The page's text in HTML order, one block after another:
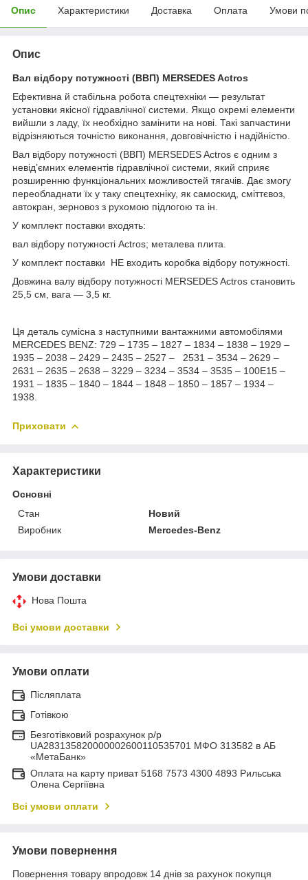
Опис Характеристики Доставка Оплата Умови
Опис
Вал відбору потужності (ВВП) MERSEDES Actros
Ефективна й стабільна робота спецтехніки — результат
установки якісної гідравлічної системи. Якщо окремі елементи
вийшли з ладу, їх необхідно замінити на нові. Такі запчастини
відрізняються точністю виконання, довговічністю і надійністю.
Вал відбору потужності (ВВП) MERSEDES Actros є одним з
невід’ємних елементів гідравлічної системи, який сприяє
розширенню функціональних можливостей тягачів. Дає змогу
переобладнати їх у таку спецтехніку, як самоскид, сміттєвоз,
автокран, зерновоз з рухомою підлогою та ін.
У комплект поставки входять:
вал відбору потужності Actros; металева плита.
У комплект поставки НЕ входить коробка відбору потужності.
Довжина валу відбору потужності MERSEDES Actros становить
25,5 см, вага — 3,5 кг.
Ця деталь сумісна з наступними вантажними автомобілями
MERCEDES BENZ: 729 – 1735 – 1827 – 1834 – 1838 – 1929 –
1935 – 2038 – 2429 – 2435 – 2527 – 2531 – 3534 – 2629 –
2631 – 2635 – 2638 – 3229 – 3234 – 3534 – 3535 – 100E15 –
1931 – 1835 – 1840 – 1844 – 1848 – 1850 – 1857 – 1934 –
1938.
Приховати
Характеристики
Основні
Стан
Новий
Виробник
Mercedes-Benz
Умови доставки
Нова Пошта
Всі умови доставки
Умови оплати
Післяплата
Готівкою
Безготівковий розрахунок р/р
UA283135820000002600110535701 МФО 313582 в АБ
«МетаБанк»
Оплата на карту приват 5168 7573 4300 4893 Рильська
Олена Сергіївна
Всі умови оплати
Умови повернення
Повернення товару впродовж 14 днів за рахунок покупця